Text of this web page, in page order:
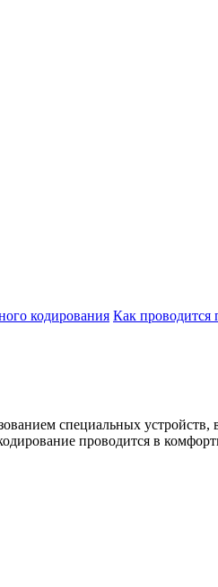
кодирования Как проводится
специальных
проводится в